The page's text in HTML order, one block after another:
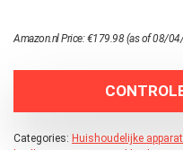
Amazon.nl Price:€179.98(as of 08/
Categories: Huishoudelijke